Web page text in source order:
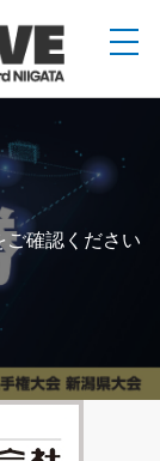
確認ください